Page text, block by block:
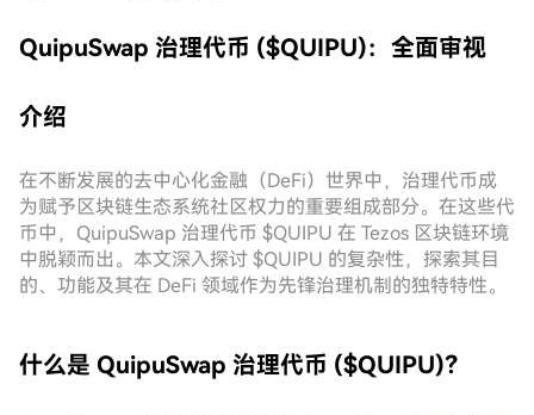
QuipuSwap 治理代币 ($QUIPU)：全面审视
介绍
在不断发展的去中心化金融（DeFi）世界中，治理代币成
为赋予区块链生态系统社区权力的重要组成部分。在这些代
币中，QuipuSwap 治理代币 $QUIPU 在 Tezos 区块链环境
中脱颖而出。本文深入探讨 $QUIPU 的复杂性，探索其目
的、功能及其在 DeFi 领域作为先锋治理机制的独特特性。
什么是 QuipuSwap 治理代币 ($QUIPU)？